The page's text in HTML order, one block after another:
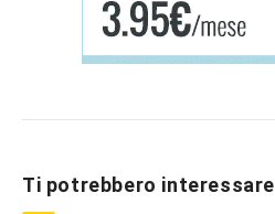
Ti potrebbero interessare